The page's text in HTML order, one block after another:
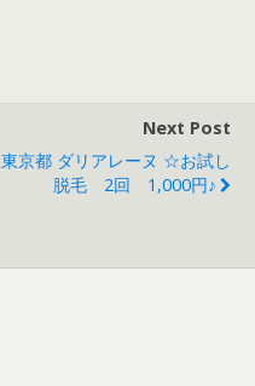
Next Post
東京都 ダリアレーヌ ☆お試し
脱毛 2回 1,000円♪